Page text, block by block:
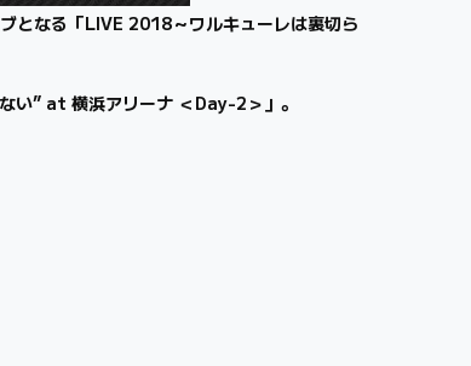
となる「LIVE 2018～ワルキューレは裏切ら
い” at 横浜アリーナ ＜Day-2＞」。